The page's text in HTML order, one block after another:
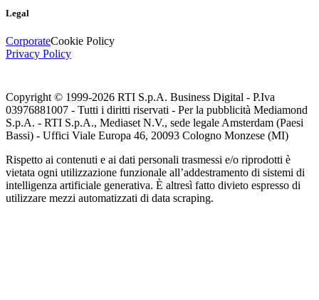
Legal
CorporateCookie Policy
Privacy Policy
Copyright © 1999-2026 RTI S.p.A. Business Digital - P.Iva
03976881007 - Tutti i diritti riservati - Per la pubblicità Mediamond
S.p.A. - RTI S.p.A., Mediaset N.V., sede legale Amsterdam (Paesi
Bassi) - Uffici Viale Europa 46, 20093 Cologno Monzese (MI)
Rispetto ai contenuti e ai dati personali trasmessi e/o riprodotti è
vietata ogni utilizzazione funzionale all’addestramento di sistemi di
intelligenza artificiale generativa. È altresì fatto divieto espresso di
utilizzare mezzi automatizzati di data scraping.